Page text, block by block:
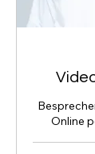
Online